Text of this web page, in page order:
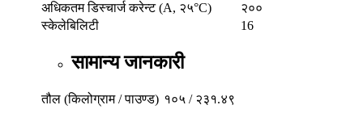
अधिकतम डिस्चार्ज करेन्ट (A, २५°C)
२००
स्केलेबिलिटी
16
सामान्य जानकारी
तौल (किलोग्राम / पाउण्ड) १०५ / २३१.४९